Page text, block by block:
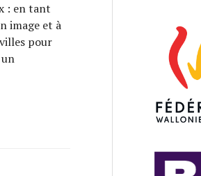
: en tant
image et à
pour
Belge (5/5)